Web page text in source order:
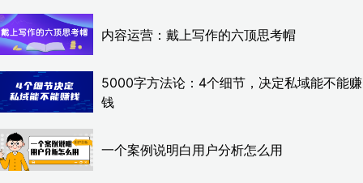
内容运营：戴上写作的六顶思考帽
5000字方法论：4个细节，决定私域能不能赚
钱
一个案例说明白用户分析怎么用